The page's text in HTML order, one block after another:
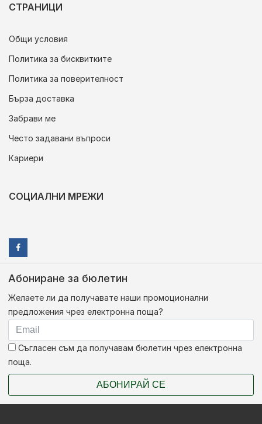
СТРАНИЦИ
Общи условия
Политика за бисквитките
Политика за поверителност
Бърза доставка
Забрави ме
Често задавани въпроси
Кариери
СОЦИАЛНИ МРЕЖИ
Абониране за бюлетин
Желаете ли да получавате наши промоционални
предложения чрез електронна поща?
Съгласен съм да получавам бюлетин чрез електронна
поща.
АБОНИРАЙ СЕ